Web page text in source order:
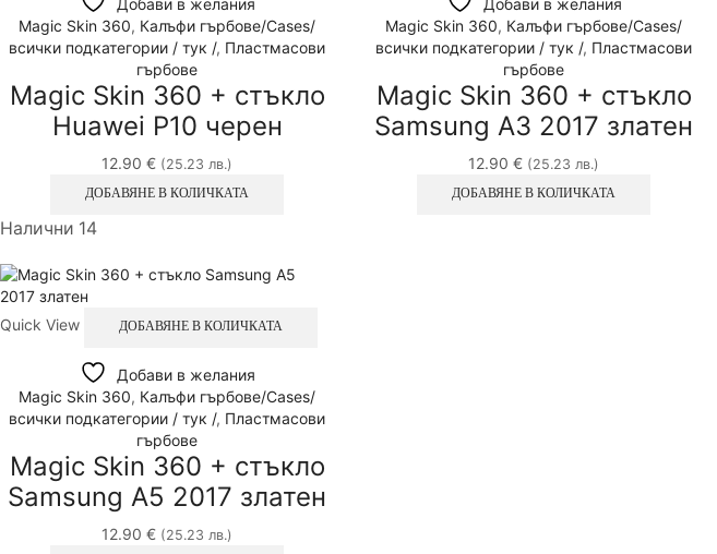
Добави в желания
Magic Skin 360, Калъфи гърбове/Cases/
всички подкатегории / тук /, Пластмасови
гърбове
Magic Skin 360 + стъкло
Huawei P10 черен
12.90 € (25.23 лв.)
ДОБАВЯНЕ В КОЛИЧКАТА
Добави в желания
Magic Skin 360, Калъфи гърбове/Cases/
всички подкатегории / тук /, Пластмасови
гърбове
Magic Skin 360 + стъкло
Samsung A3 2017 златен
12.90 € (25.23 лв.)
ДОБАВЯНЕ В КОЛИЧКАТА
Налични 14
Quick View ДОБАВЯНЕ В КОЛИЧКАТА
Добави в желания
Magic Skin 360, Калъфи гърбове/Cases/
всички подкатегории / тук /, Пластмасови
гърбове
Magic Skin 360 + стъкло
Samsung A5 2017 златен
12.90 € (25.23 лв.)